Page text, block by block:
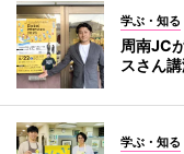
学ぶ・知る
周南JC
スさん
学ぶ・知る